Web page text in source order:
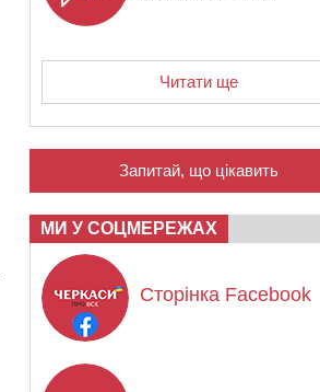
Читати ще
Запитай, що цікавить
МИ У СОЦМЕРЕЖАХ
Сторінка Facebook